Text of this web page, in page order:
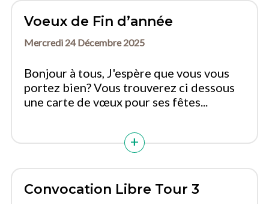
Voeux de Fin d’année
Mercredi 24 Décembre 2025
Bonjour à tous, J'espère que vous vous
portez bien? Vous trouverez ci dessous
une carte de vœux pour ses fêtes...
Convocation Libre Tour 3